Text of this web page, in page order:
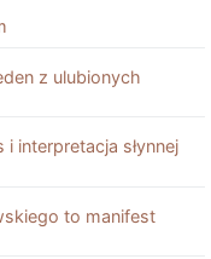
z ulubionych
i interpretacja słynnej
to manifest